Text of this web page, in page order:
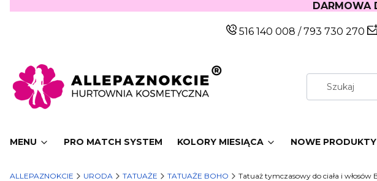
DARMOWA
516 140 008 /793 730 270
MENU PRO MATCH SYSTEM KOLORY MIESIĄCA NOWE PRODUKTY
ALLEPAZNOKCIE URODA TATUAŻE TATUAŻE BOHO Tatuaż tymczasowy do ciała i włosów